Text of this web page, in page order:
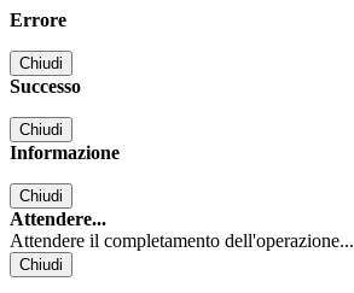
Errore
Chiudi
Successo
Chiudi
Informazione
Chiudi
Attendere...
Attendere il completamento dell'operazione...
Chiudi